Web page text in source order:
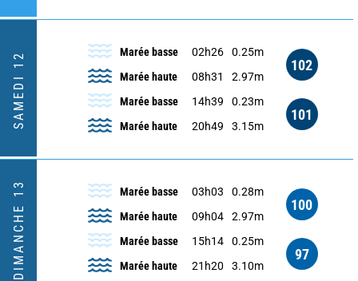
SAMEDI 12 Marée basse 02h26
0.25m
Marée haute
08h31 2.97m
102
Marée basse 14h39
0.23m
Marée haute
20h49 3.15m
101
DIMANCHE 13 Marée basse 03h03
0.28m
Marée haute
09h04 2.97m
100
Marée basse 15h14
0.25m
Marée haute
21h20 3.10m
97